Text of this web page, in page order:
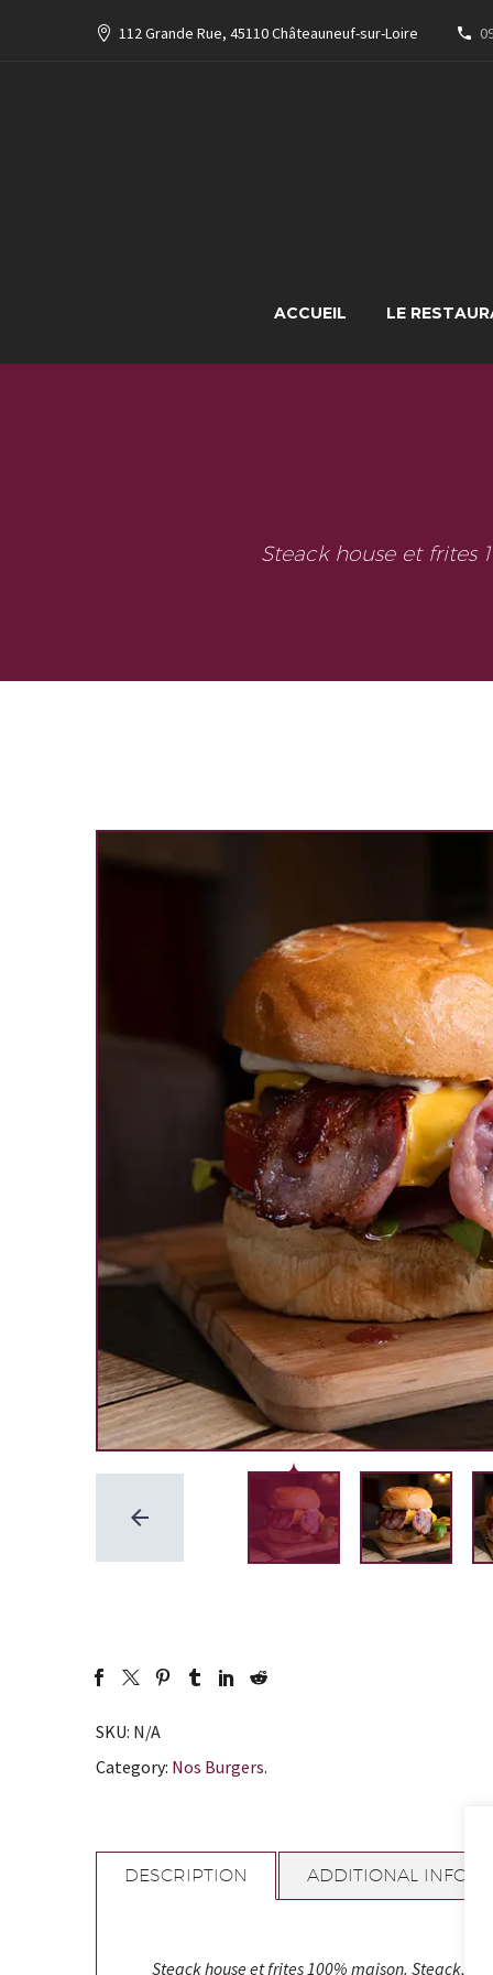
112 Grande Rue, 45110 Châteauneuf-sur-Loire
ACCUEIL LE
Steack house et frites
SKU: N/A
Category: Nos Burgers.
DESCRIPTION ADDITIONAL
Steack house et frites 100% maison. Steack,